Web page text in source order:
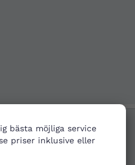
bästa möjliga service
priser inklusive eller